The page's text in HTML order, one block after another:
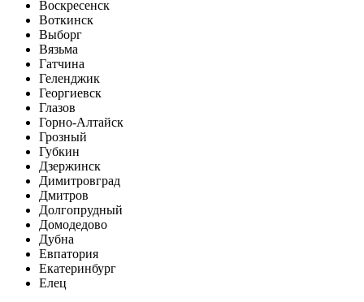
Воскресенск
Воткинск
Выборг
Вязьма
Гатчина
Геленджик
Георгиевск
Глазов
Горно-Алтайск
Грозный
Губкин
Дзержинск
Димитровград
Дмитров
Долгопрудный
Домодедово
Дубна
Евпатория
Екатеринбург
Елец